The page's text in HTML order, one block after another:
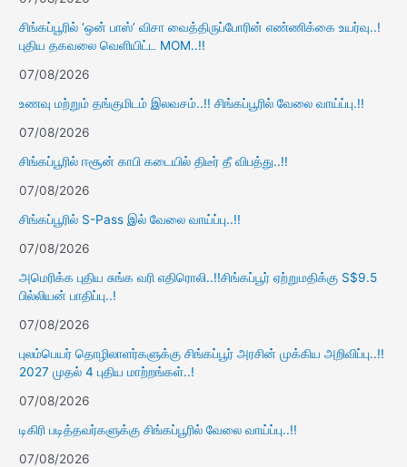
சிங்கப்பூரில் ‘ஒன் பாஸ்’ விசா வைத்திருப்போரின் எண்ணிக்கை உயர்வு..!
புதிய தகவலை வெளியிட்ட MOM..!!
07/08/2026
உணவு மற்றும் தங்குமிடம் இலவசம்..!! சிங்கப்பூரில் வேலை வாய்ப்பு.!!
07/08/2026
சிங்கப்பூரில் ஈசூன் காபி கடையில் திடீர் தீ விபத்து..!!
07/08/2026
சிங்கப்பூரில் S-Pass இல் வேலை வாய்ப்பு..!!
07/08/2026
அமெரிக்க புதிய சுங்க வரி எதிரொலி..!!சிங்கப்பூர் ஏற்றுமதிக்கு S$9.5
பில்லியன் பாதிப்பு..!
07/08/2026
புலம்பெயர் தொழிலாளர்களுக்கு சிங்கப்பூர் அரசின் முக்கிய அறிவிப்பு..!!
2027 முதல் 4 புதிய மாற்றங்கள்..!
07/08/2026
டிகிரி படித்தவர்களுக்கு சிங்கப்பூரில் வேலை வாய்ப்பு..!!
07/08/2026